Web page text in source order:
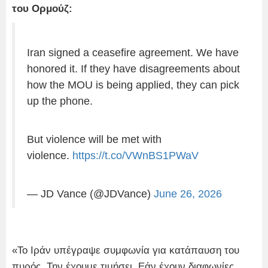
του Ορμούζ:
Iran signed a ceasefire agreement. We have
honored it. If they have disagreements about
how the MOU is being applied, they can pick
up the phone.
But violence will be met with
violence. https://t.co/VWnBS1PWaV
— JD Vance (@JDVance) June 26, 2026
«Το Ιράν υπέγραψε συμφωνία για κατάπαυση του